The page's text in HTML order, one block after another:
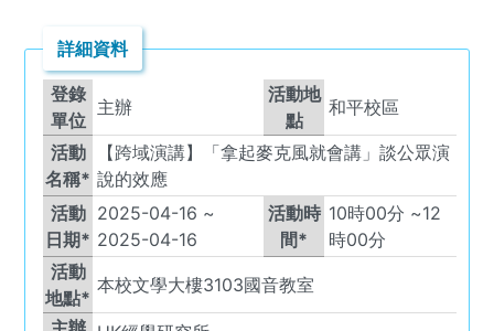
詳細資料
登錄
單位
主辦
活動地
點
和平校區
活動
名稱*
【跨域演講】「拿起麥克風就會講」談公眾演
說的效應
活動
日期*
2025-04-16 ~
2025-04-16
活動時
間*
10時00 分 ~12
時00分
活動
地點*
本校文學大樓3103國音教室